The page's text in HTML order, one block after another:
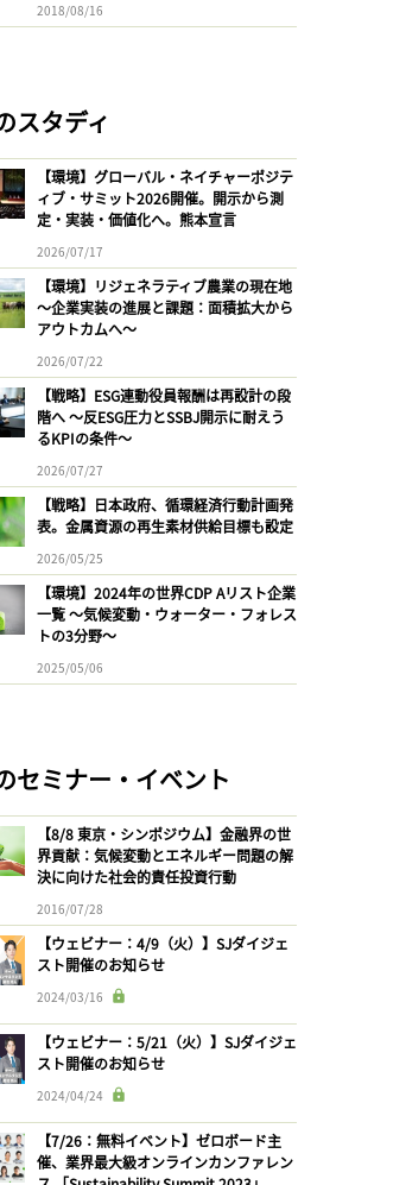
2018/08/16
スタディ
【環境】グローバル・ネイチャーポジテ
ィブ・サミット2026開催。開示から測
定・実装・価値化へ。熊本宣言
2026/07/17
【環境】リジェネラティブ農業の現在地
〜企業実装の進展と課題：面積拡大から
アウトカムへ〜
2026/07/22
【戦略】ESG連動役員報酬は再設計の段
階へ 〜反ESG圧力とSSBJ開示に耐えう
るKPIの条件〜
2026/07/27
【戦略】日本政府、循環経済行動計画発
表。金属資源の再生素材供給目標も設定
2026/05/25
【環境】2024年の世界CDP Aリスト企業
一覧 〜気候変動・ウォーター・フォレス
トの3分野〜
2025/05/06
セミナー・イベント
【8/8 東京・シンポジウム】金融界の世
界貢献：気候変動とエネルギー問題の解
決に向けた社会的責任投資行動
2016/07/28
【ウェビナー：4/9（火）】SJダイジェ
スト開催のお知らせ
2024/03/16
【ウェビナー：5/21（火）】SJダイジェ
スト開催のお知らせ
2024/04/24
【7/26：無料イベント】ゼロボード主
催、業界最大級オンラインカンファレン